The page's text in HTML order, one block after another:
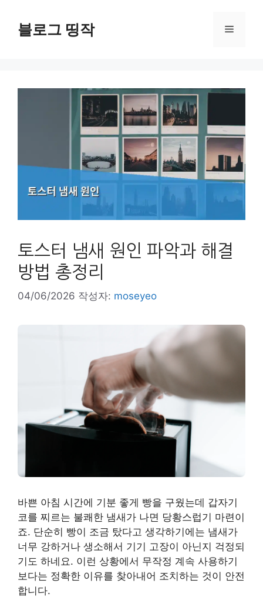
블로그 띵작 메
토스터 냄새 원인 파악과 해결
방법 총정리
04/06/2026 작성자: moseyeo
바쁜 아침 시간에 기분 좋게 빵을 구웠는데 갑자기
코를 찌르는 불쾌한 냄새가 나면 당황스럽기 마련이
죠. 단순히 빵이 조금 탔다고 생각하기에는 냄새가
너무 강하거나 생소해서 기기 고장이 아닌지 걱정되
기도 하네요. 이런 상황에서 무작정 계속 사용하기
보다는 정확한 이유를 찾아내어 조치하는 것이 안전
합니다.